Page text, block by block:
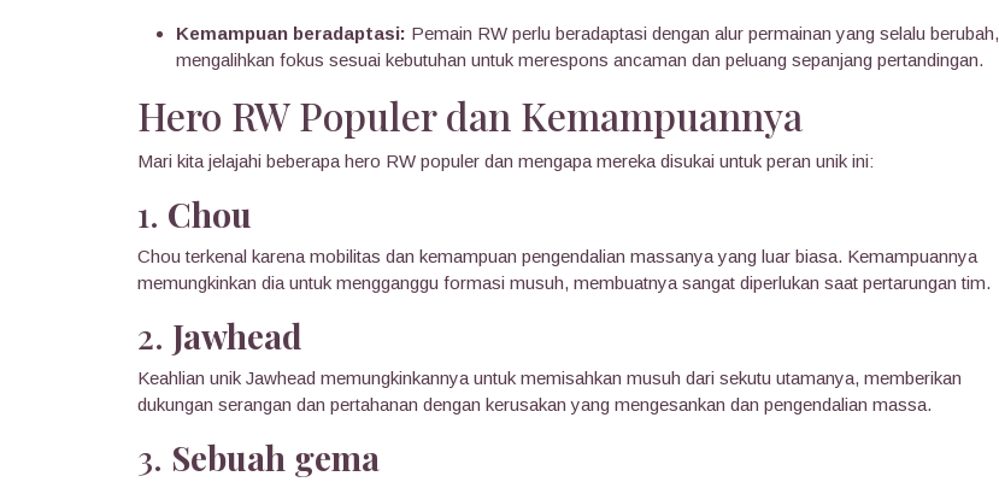
Kemampuan beradaptasi: Pemain RW perlu beradaptasi dengan alur permainan yang selalu berubah,
mengalihkan fokus sesuai kebutuhan untuk merespons ancaman dan peluang sepanjang pertandingan.
Hero RW Populer dan Kemampuannya
Mari kita jelajahi beberapa hero RW populer dan mengapa mereka disukai untuk peran unik ini:
1. Chou
Chou terkenal karena mobilitas dan kemampuan pengendalian massanya yang luar biasa. Kemampuannya
memungkinkan dia untuk mengganggu formasi musuh, membuatnya sangat diperlukan saat pertarungan tim.
2. Jawhead
Keahlian unik Jawhead memungkinkannya untuk memisahkan musuh dari sekutu utamanya, memberikan
dukungan serangan dan pertahanan dengan kerusakan yang mengesankan dan pengendalian massa.
3. Sebuah gema